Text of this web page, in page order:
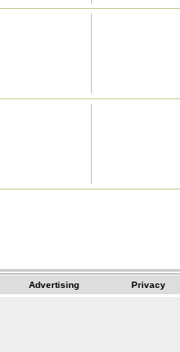
Advertising Privacy